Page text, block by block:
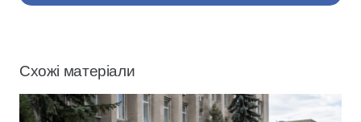
Схожі матеріали